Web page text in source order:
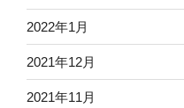
2022年1月
2021年12月
2021年11月